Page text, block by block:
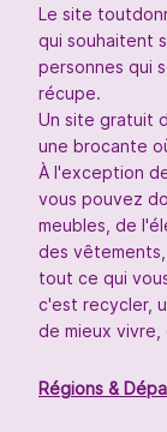
Le site
qui souhaitent
personnes qui
récupe.
Un site gratuit
une brocante
À l'exception
vous pouvez
meubles, de
des
tout ce qui
c'est recycler,
de mieux
Régions &